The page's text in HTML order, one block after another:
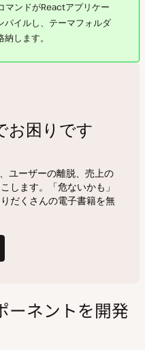
マンドがReactアプリケー
パイルし、テーマフォルダ
します。
ーネントを開発